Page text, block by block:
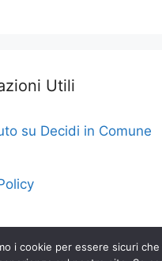
Utili
su Decidi in Comune
i cookie per essere sicuri